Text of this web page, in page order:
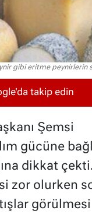
gibi eritme
takip edin
Şemsi
gücüne
dikkat
zor olurken
görülmesi